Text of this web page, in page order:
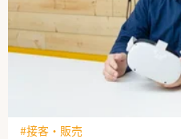
#接客・販売